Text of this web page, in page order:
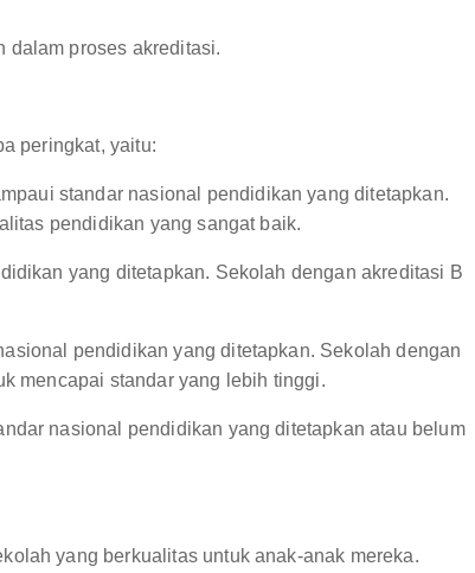
dalam proses akreditasi.
peringkat, yaitu:
standar nasional pendidikan yang ditetapkan.
pendidikan yang sangat baik.
yang ditetapkan. Sekolah dengan akreditasi B
pendidikan yang ditetapkan. Sekolah dengan
mencapai standar yang lebih tinggi.
nasional pendidikan yang ditetapkan atau belum
yang berkualitas untuk anak-anak mereka.